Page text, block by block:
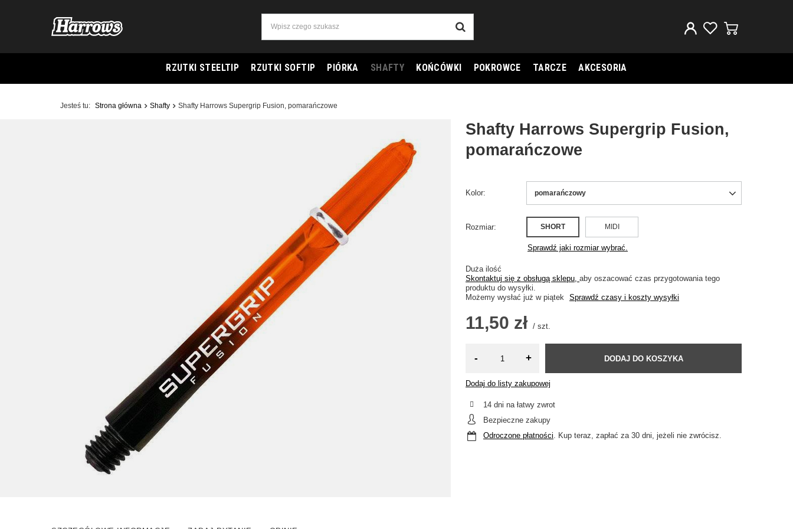
RZUTKI STEELTIP RZUTKI SOFTIP PIÓRKA SHAFTY KOŃCÓWKI POKROWCE TARCZE AKCESORIA
Jesteś tu: Strona główna Shafty Shafty Harrows Supergrip Fusion, pomarańczowe
Shafty Harrows Supergrip Fusion,
pomarańczowe
Kolor pomarańczowy
Rozmiar SHORT MIDI
Sprawdź jaki rozmiar wybrać.
Duża ilość
Skontaktuj się z obsługą sklepu, aby oszacować czas przygotowania tego
produktu do wysyłki.
Możemy wysłać już w piątek Sprawdź czasy i koszty wysyłki
11,50 zł / szt.
- + DODAJ DO KOSZYKA
Dodaj do listy zakupowej
14 dni na łatwy zwrot
Bezpieczne zakupy
Odroczone płatności. Kup teraz, zapłać za 30 dni, jeżeli nie zwrócisz.